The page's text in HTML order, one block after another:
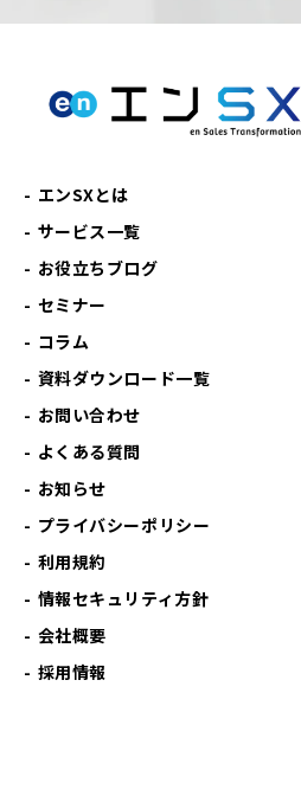
エンSXとは
サービス一覧
お役立ちブログ
セミナー
コラム
資料ダウンロード一覧
お問い合わせ
よくある質問
お知らせ
プライバシーポリシー
利用規約
情報セキュリティ方針
会社概要
採用情報